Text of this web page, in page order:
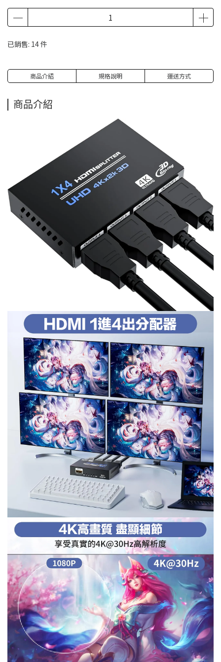
已銷售: 14 件
商品介紹 規格說明 運送方式
商品介紹